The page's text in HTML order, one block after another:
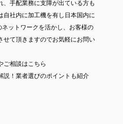
、手配業務に支障が出ている方も
自社内に加工機を有し日本国内に
ットワークを活かし、お客様の
せて頂きますのでお気軽にお問い
ご相談はこちら
説！業者選びのポイントも紹介